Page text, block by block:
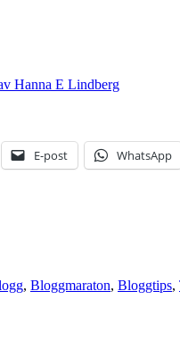
Hanna E Lindberg
E-post WhatsApp
, Bloggmaraton, Bloggtips,